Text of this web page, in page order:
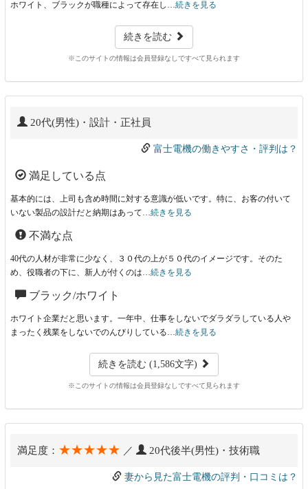
ホワイト、ブラックが職種によって存在し…続きを見る
続きを読む
※このサイトの情報は会員登録なしですべて見られます
20代(男性)・設計・正社員
富士電機の働きやすさ・評判は？
満足している点
基本的には、上司も含め時間に対する意識が低いです。特に、お客の付いて
いない製品の設計だと納期はあって…続きを見る
不満な点
40代の人材が非常に少なく、３０代の上が５０代のイメージです。そのた
め、役職者の下に、新人が付くのは…続きを見る
ブラック/ホワイト
ホワイト企業だと思います。一年中、仕事をしないでダラダラしている人や
まったく残業をしないでのんびりしている…続きを見る
続きを読む (1,586文字)
※このサイトの情報は会員登録なしですべて見られます
満足度： ★★★★★ ／ 20代後半(男性)・技術職
妻から見た富士電機の評判・口コミは？